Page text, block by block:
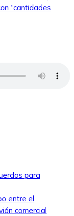
“cantidades
para
entre el
comercial